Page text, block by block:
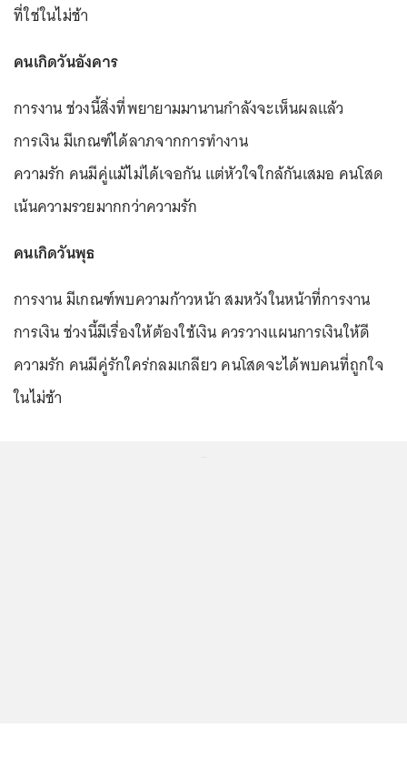
ที่ใช่ในไม่ช้า
คนเกิดวันอังคาร
การงาน ช่วงนี้สิ่งที่พยายามมานานกำลังจะเห็นผลแล้ว
การเงิน มีเกณฑ์ได้ลาภจากการทำงาน
ความรัก คนมีคู่แม้ไม่ได้เจอกัน แต่หัวใจใกล้กันเสมอ คนโสด
เน้นความรวยมากกว่าความรัก
คนเกิดวันพุธ
การงาน มีเกณฑ์พบความก้าวหน้า สมหวังในหน้าที่การงาน
การเงิน ช่วงนี้มีเรื่องให้ต้องใช้เงิน ควรวางแผนการเงินให้ดี
ความรัก คนมีคู่รักใคร่กลมเกลียว คนโสดจะได้พบคนที่ถูกใจ
ในไม่ช้า